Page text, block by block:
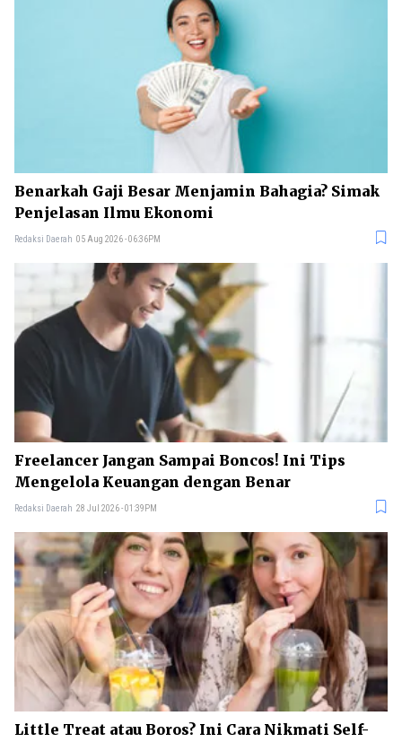
Benarkah Gaji Besar Menjamin Bahagia? Simak
Penjelasan Ilmu Ekonomi
Redaksi Daerah 05 Aug 2026 - 06:36PM
Freelancer Jangan Sampai Boncos! Ini Tips
Mengelola Keuangan dengan Benar
Redaksi Daerah 28 Jul 2026 - 01:39PM
Little Treat atau Boros? Ini Cara Nikmati Self-